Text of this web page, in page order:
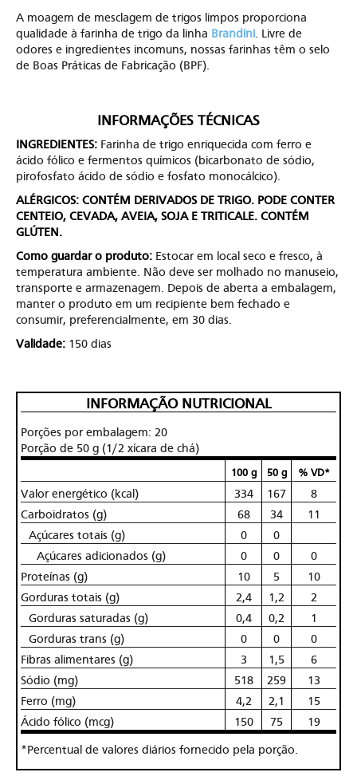
A moagem de mesclagem de trigos limpos proporciona
qualidade à farinha de trigo da linha Brandini . Livre de
odores e ingredientes incomuns, nossas farinhas têm o selo
de Boas Práticas de Fabricação (BPF).
INFORMAÇÕES TÉCNICAS
INGREDIENTES: Farinha de trigo enriquecida com ferro e
ácido fólico e fermentos químicos (bicarbonato de sódio,
pirofosfato ácido de sódio e fosfato monocálcico).
ALÉRGICOS: CONTÉM DERIVADOS DE TRIGO. PODE CONTER
CENTEIO, CEVADA, AVEIA, SOJA E TRITICALE. CONTÉM
GLÚTEN.
Como guardar o produto: Estocar em local seco e fresco, à
temperatura ambiente. Não deve ser molhado no manuseio,
transporte e armazenagem. Depois de aberta a embalagem,
manter o produto em um recipiente bem fechado e
consumir, preferencialmente, em 30 dias.
Validade: 150 dias
INFORMAÇÃO NUTRICIONAL
Porções por embalagem: 20
Porção de 50 g (1/2 xícara de chá)
100 g 50 g % VD*
Valor energético (kcal) 334 167
8
Carboidratos (g)
68 34
11
Açúcares totais (g)
0
0
Açúcares adicionados (g)
0 0
0
Proteínas (g)
10 5
10
Gorduras totais (g)
2,4 1,2
2
Gorduras saturadas (g)
0,4 0,2
1
Gorduras trans (g)
0 0
0
Fibras alimentares (g)
3 1,5
6
Sódio (mg)
518 259
13
Ferro (mg)
4,2 2,1
15
Ácido fólico (mcg)
150 75 19
*Percentual de valores diários fornecido pela porção.